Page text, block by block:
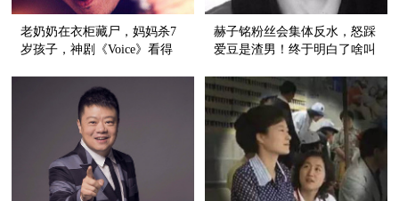
老奶奶在衣柜藏尸，妈妈杀7
岁孩子，神剧《Voice》看得
赫子铭粉丝会集体反水，怒踩
爱豆是渣男！终于明白了啥叫